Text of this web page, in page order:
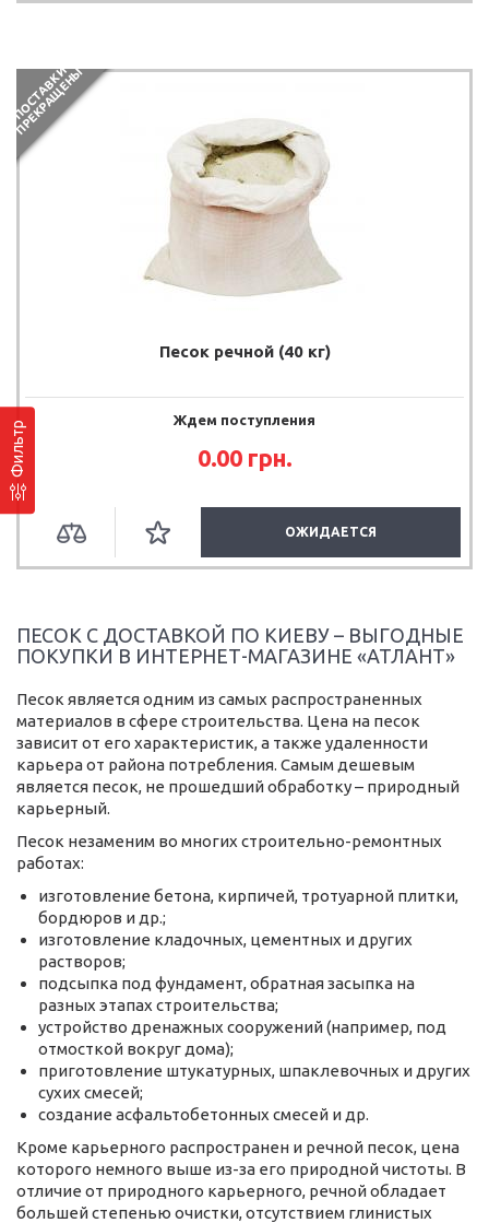
Фильтр
П
О
С
Т
А
В
К
И
П
Р
Е
К
Р
А
Щ
Е
Н
Ы
Песок речной (40 кг)
Ждем поступления
0.00 грн.
ОЖИДАЕТСЯ
ПЕСОК С ДОСТАВКОЙ ПО КИЕВУ – ВЫГОДНЫЕ
ПОКУПКИ В ИНТЕРНЕТ-МАГАЗИНЕ «АТЛАНТ»
Песок является одним из самых распространенных
материалов в сфере строительства. Цена на песок
зависит от его характеристик, а также удаленности
карьера от района потребления. Самым дешевым
является песок, не прошедший обработку – природный
карьерный.
Песок незаменим во многих строительно-ремонтных
работах:
изготовление бетона, кирпичей, тротуарной плитки,
бордюров и др.;
изготовление кладочных, цементных и других
растворов;
подсыпка под фундамент, обратная засыпка на
разных этапах строительства;
устройство дренажных сооружений (например, под
отмосткой вокруг дома);
приготовление штукатурных, шпаклевочных и других
сухих смесей;
создание асфальтобетонных смесей и др.
Кроме карьерного распространен и речной песок, цена
которого немного выше из-за его природной чистоты. В
отличие от природного карьерного, речной обладает
большей степенью очистки, отсутствием глинистых